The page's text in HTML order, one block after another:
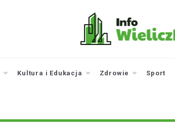
Kultura i Edukacja Zdrowie Sport